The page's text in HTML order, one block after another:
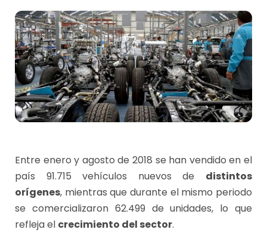
Entre enero y agosto de 2018 se han vendido en el
país 91.715 vehículos nuevos de distintos
orígenes, mientras que durante el mismo periodo
se comercializaron 62.499 de unidades, lo que
refleja el crecimiento del sector.